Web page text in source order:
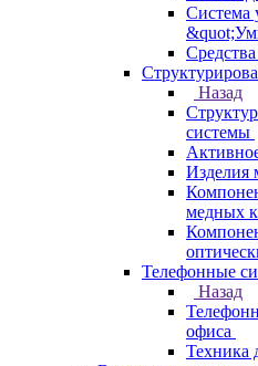
Система
Назад
системы
Изделия
медных
Телефонные
Назад
офиса
Техника